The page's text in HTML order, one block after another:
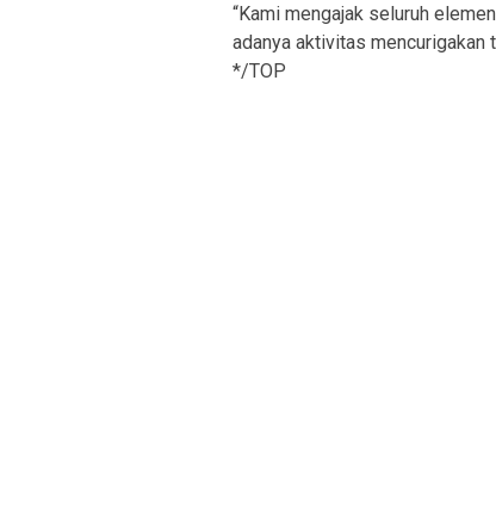
“Kami mengajak seluruh
adanya aktivitas mencurigakan
*/TOP